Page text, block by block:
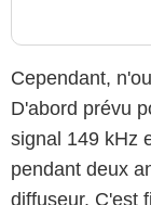
Cependant,
D'abord prévu
signal 149 kHz
pendant deux
diffuseur. C'est